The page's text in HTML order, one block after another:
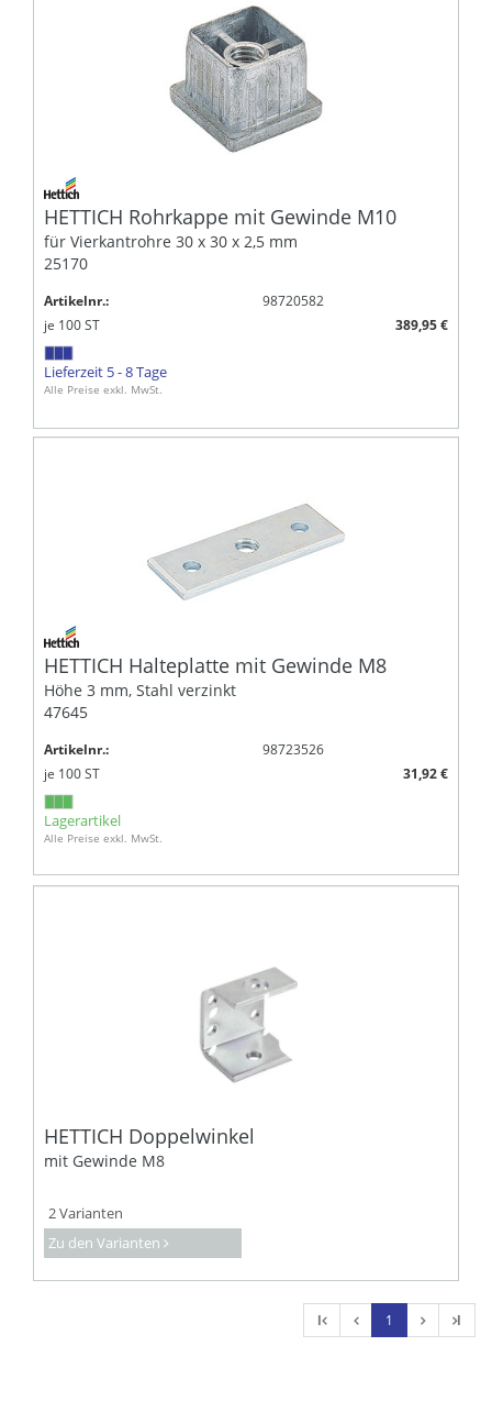
HETTICH Rohrkappe mit Gewinde M10
für Vierkantrohre 30 x 30 x 2,5 mm
25170
Artikelnr.:
98720582
je 100ST 389,95 €
Lieferzeit 5 - 8 Tage
Alle Preise exkl. MwSt.
HETTICH Halteplatte mit Gewinde M8
Höhe 3 mm, Stahl verzinkt
47645
Artikelnr.:
98723526
je 100ST 31,92 €
Lagerartikel
Alle Preise exkl. MwSt.
HETTICH Doppelwinkel
mit Gewinde M8
2 Varianten
Zu den Varianten
l 1 l